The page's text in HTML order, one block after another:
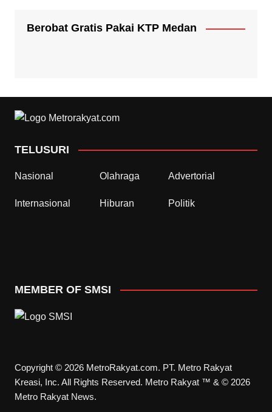
Berobat Gratis Pakai KTP Medan
TELUSURI
Nasional Olahraga Advertorial
Internasional Hiburan Politik
MEMBER OF SMSI
Copyright © 2026 MetroRakyat.com. PT. Metro Rakyat
Kreasi, Inc. All Rights Reserved. Metro Rakyat ™ & © 2026
Metro Rakyat News.